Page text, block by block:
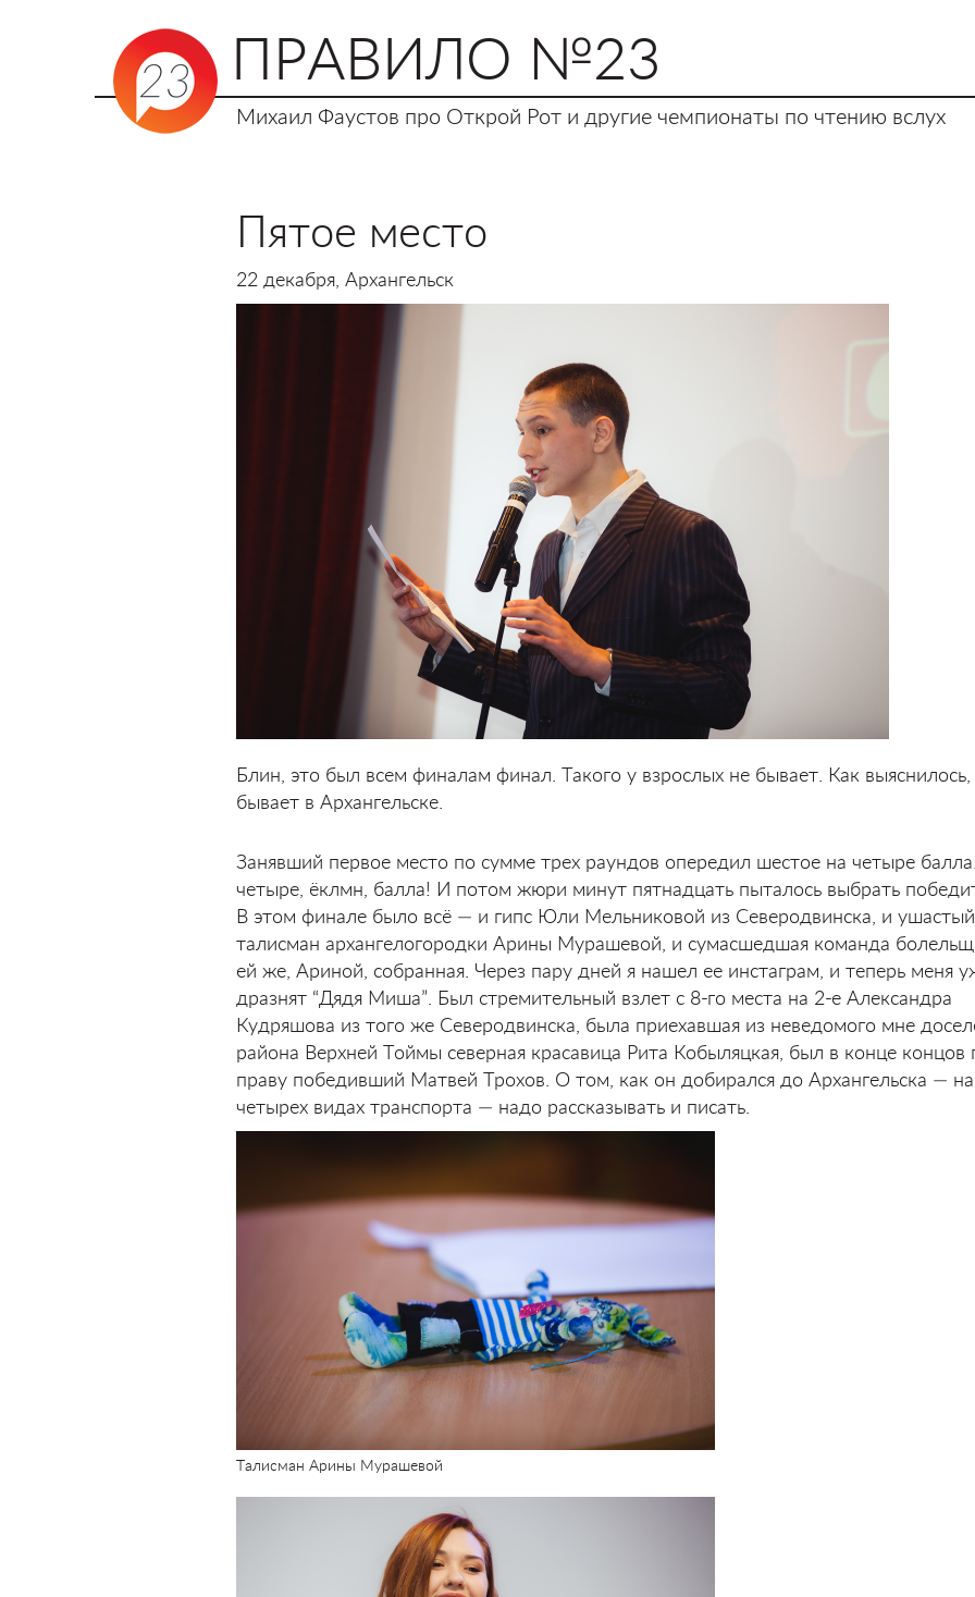
ПРАВИЛО №23
Михаил Фаустов про Открой Рот и другие чемпионаты по чтению вслух
Пятое место
22 декабря, Архангельск
Блин, это был всем финалам финал. Такого у взрослых не бывает. Как выяснилось,
бывает в Архангельске.
Занявший первое место по сумме трех раундов опередил шестое на четыре
четыре, ёклмн, балла! И потом жюри минут пятнадцать пыталось выбрать
В этом финале было всё — и гипс Юли Мельниковой из Северодвинска, и ушастый
талисман архангелогородки Арины Мурашевой, и сумасшедшая команда
ей же, Ариной, собранная. Через пару дней я нашел ее инстаграм, и теперь меня
дразнят “Дядя Миша”. Был стремительный взлет с 8-го места на 2-е Александра
Кудряшова из того же Северодвинска, была приехавшая из неведомого мне
района Верхней Тоймы северная красавица Рита Кобыляцкая, был в конце концов
праву победивший Матвей Трохов. О том, как он добирался до Архангельска — на
четырех видах транспорта — надо рассказывать и писать.
Талисман Арины Мурашевой